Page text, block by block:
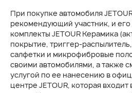
При покупке автомобиля
рекомендующий участник, и его
комплекты JETOUR Керамика
покрытие, триггер-
салфетки и микрофибровые
своими автомобилями, а также
услугой по ее нанесению в
центре JETOUR, которая входит